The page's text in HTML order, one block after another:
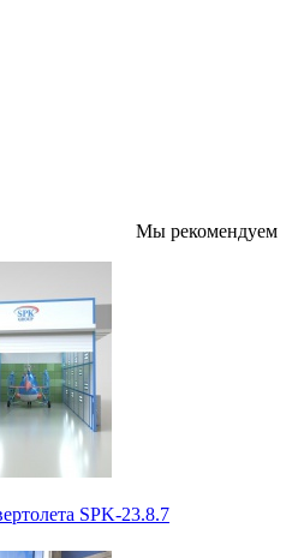
Мы рекомендуем
SPK-23.8.7